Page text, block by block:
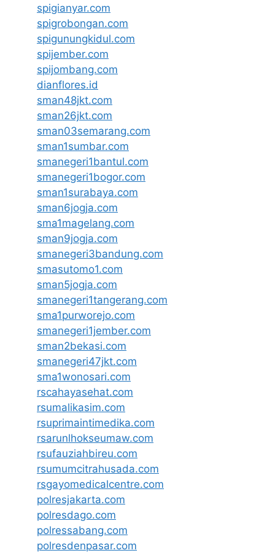
spigianyar.com
spigrobongan.com
spigunungkidul.com
spijember.com
spijombang.com
dianflores.id
sman48jkt.com
sman26jkt.com
sman03semarang.com
sman1sumbar.com
smanegeri1bantul.com
smanegeri1bogor.com
sman1surabaya.com
sman6jogja.com
sma1magelang.com
sman9jogja.com
smanegeri3bandung.com
smasutomo1.com
sman5jogja.com
smanegeri1tangerang.com
sma1purworejo.com
smanegeri1jember.com
sman2bekasi.com
smanegeri47jkt.com
sma1wonosari.com
rscahayasehat.com
rsumalikasim.com
rsuprimaintimedika.com
rsarunlhokseumaw.com
rsufauziahbireu.com
rsumumcitrahusada.com
rsgayomedicalcentre.com
polresjakarta.com
polresdago.com
polressabang.com
polresdenpasar.com